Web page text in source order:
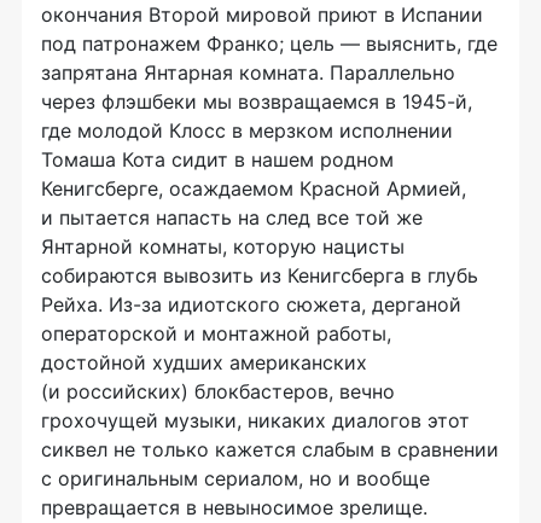
окончания Второй мировой приют в Испании
под патронажем Франко; цель — выяснить, где
запрятана Янтарная комната. Параллельно
через флэшбеки мы возвращаемся в 1945-й,
где молодой Клосс в мерзком исполнении
Томаша Кота сидит в нашем родном
Кенигсберге, осаждаемом Красной Армией,
и пытается напасть на след все той же
Янтарной комнаты, которую нацисты
собираются вывозить из Кенигсберга в глубь
Рейха. Из-за идиотского сюжета, дерганой
операторской и монтажной работы,
достойной худших американских
(и российских) блокбастеров, вечно
грохочущей музыки, никаких диалогов этот
сиквел не только кажется слабым в сравнении
с оригинальным сериалом, но и вообще
превращается в невыносимое зрелище.